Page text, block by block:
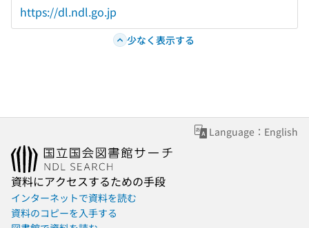
https://dl.ndl.go.jp
少なく表示する
Language：English
資料にアクセスするための手段
インターネットで資料を読む
資料のコピーを入手する